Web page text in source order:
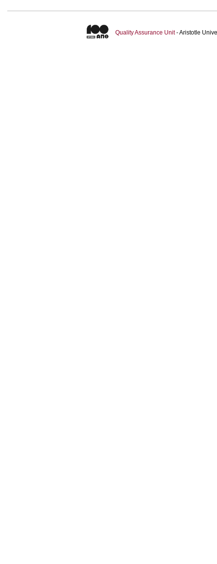
Quality Assurance Unit- Aristotle